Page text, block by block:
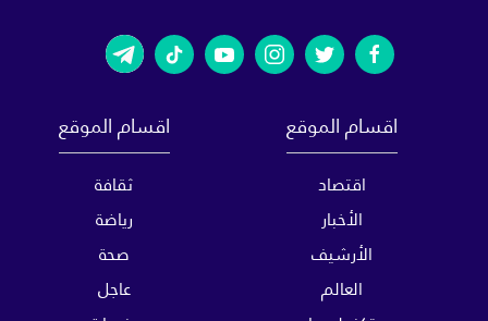
اقسام الموقع
اقتصاد
الأخبار
الأرشيف
العالم
اقسام الموقع
ثقافة
رياضة
صحة
عاجل